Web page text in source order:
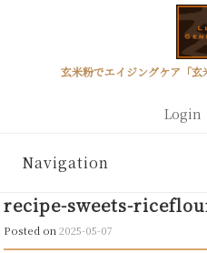
玄米粉でエイジングケア「
Login
Navigation
recipe-sweets-
Posted on2025-05-07